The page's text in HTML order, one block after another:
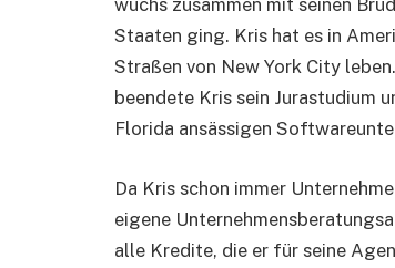
wuchs zusammen mit seinen
Staaten ging. Kris hat es in
Straßen von New York City
beendete Kris sein Jurastudium
Florida ansässigen
Da Kris schon immer
eigene
alle Kredite, die er für seine